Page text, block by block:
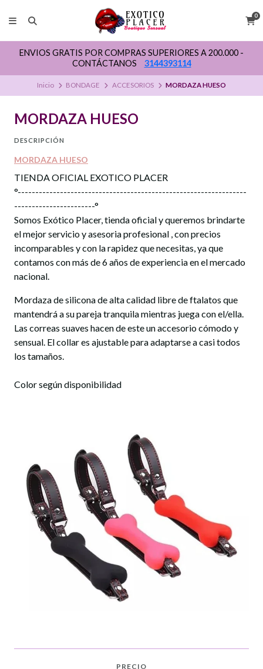
0
ENVIOS GRATIS POR COMPRAS SUPERIORES A 200.000 -
CONTÁCTANOS
3144393114
Inicio BONDAGE ACCESORIOS MORDAZA HUESO
MORDAZA HUESO
DESCRIPCIÓN
MORDAZA HUESO
TIENDA OFICIAL EXOTICO PLACER
°-----------------------------------------------------------------
-----------------------°
Somos Exótico Placer, tienda oficial y queremos brindarte
el mejor servicio y asesoria profesional , con precios
incomparables y con la rapidez que necesitas, ya que
contamos con más de 6 años de experiencia en el mercado
nacional.
Mordaza de silicona de alta calidad libre de ftalatos que
mantendrá a su pareja tranquila mientras juega con el/ella.
Las correas suaves hacen de este un accesorio cómodo y
sensual. El collar es ajustable para adaptarse a casi todos
los tamaños.
Color según disponibilidad
PRECIO